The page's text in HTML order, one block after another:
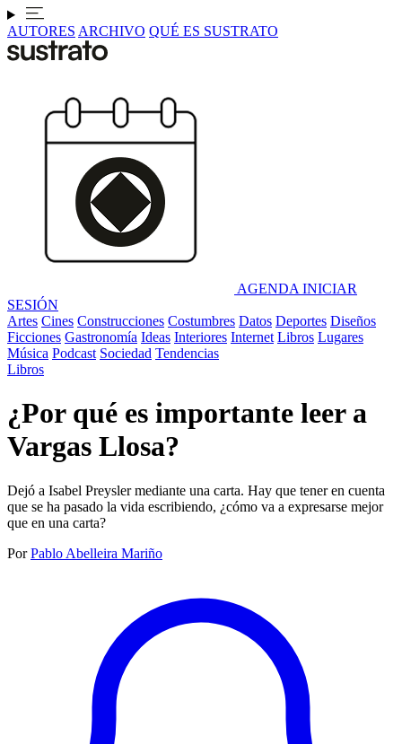
AUTORES ARCHIVO QUÉ ES SUSTRATO
AGENDA INICIAR
SESIÓN
Artes Cines Construcciones Costumbres Datos Deportes Diseños
Ficciones Gastronomía Ideas Interiores Internet Libros Lugares
Música Podcast Sociedad Tendencias
Libros
¿Por qué es importante leer a
Vargas Llosa?
Dejó a Isabel Preysler mediante una carta. Hay que tener en cuenta
que se ha pasado la vida escribiendo, ¿cómo va a expresarse mejor
que en una carta?
Por Pablo Abelleira Mariño